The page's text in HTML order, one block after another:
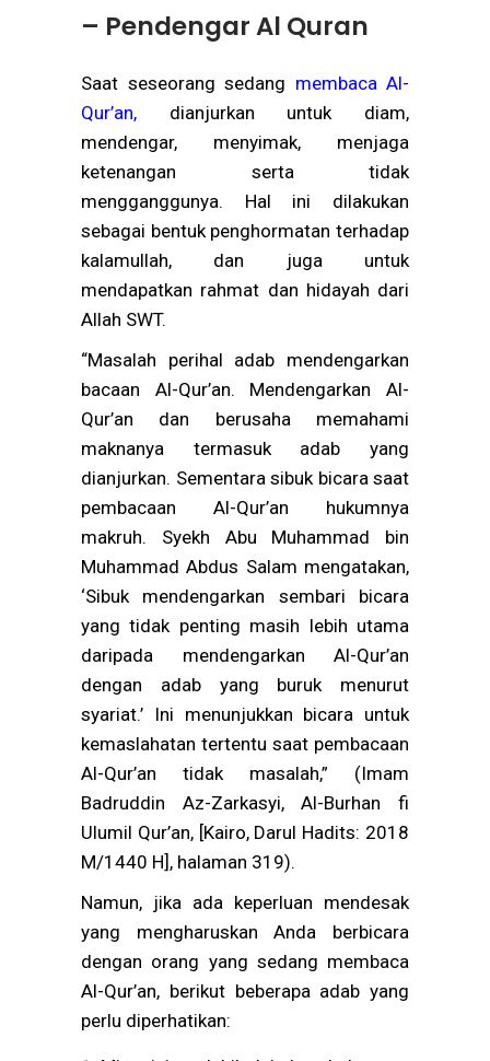
– Pendengar Al Quran
Saat seseorang sedang membaca Al-
Qur’an, dianjurkan untuk diam,
mendengar, menyimak, menjaga
ketenangan serta tidak
mengganggunya. Hal ini dilakukan
sebagai bentuk penghormatan terhadap
kalamullah, dan juga untuk
mendapatkan rahmat dan hidayah dari
Allah SWT.
“Masalah perihal adab mendengarkan
bacaan Al-Qur’an. Mendengarkan Al-
Qur’an dan berusaha memahami
maknanya termasuk adab yang
dianjurkan. Sementara sibuk bicara saat
pembacaan Al-Qur’an hukumnya
makruh. Syekh Abu Muhammad bin
Muhammad Abdus Salam mengatakan,
‘Sibuk mendengarkan sembari bicara
yang tidak penting masih lebih utama
daripada mendengarkan Al-Qur’an
dengan adab yang buruk menurut
syariat.’ Ini menunjukkan bicara untuk
kemaslahatan tertentu saat pembacaan
Al-Qur’an tidak masalah,” (Imam
Badruddin Az-Zarkasyi, Al-Burhan fi
Ulumil Qur’an, [Kairo, Darul Hadits: 2018
M/1440 H], halaman 319).
Namun, jika ada keperluan mendesak
yang mengharuskan Anda berbicara
dengan orang yang sedang membaca
Al-Qur’an, berikut beberapa adab yang
perlu diperhatikan: